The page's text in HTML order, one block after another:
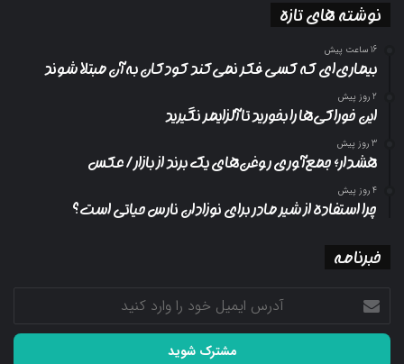
نوشته های تازه
16 ساعت پیش
بیماری‌ای که کسی فکر نمی‌کند کودکان به آن مبتلا شوند
2 روز پیش
این خوراکی‌ها را بخورید تا آلزایمر نگیرید
3 روز پیش
هشدار؛ جمع‌آوری روغن‌های یک برند از بازار/ عکس
4 روز پیش
چرا استفاده از شیر مادر برای نوزادان نارس حیاتی است؟
خبرنامه
آدرس
ایمیل
خود